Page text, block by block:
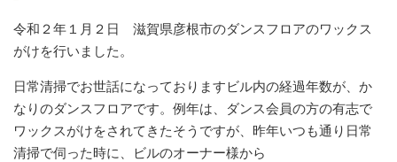
令和２年１月２日 滋賀県彦根市のダンスフロアのワックス
がけを行いました。
日常清掃でお世話になっておりますビル内の経過年数が、か
なりのダンスフロアです。例年は、ダンス会員の方の有志で
ワックスがけをされてきたそうですが、昨年いつも通り日常
清掃で伺った時に、ビルのオーナー様から